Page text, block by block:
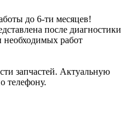
до 6-ти месяцев!
после диагностики
необходимых работ
запчастей. Актуальную
телефону.